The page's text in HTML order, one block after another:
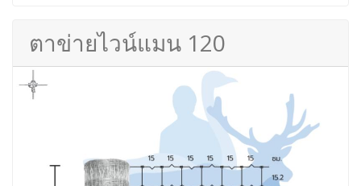
ตาข่ายไวน์แมน 120